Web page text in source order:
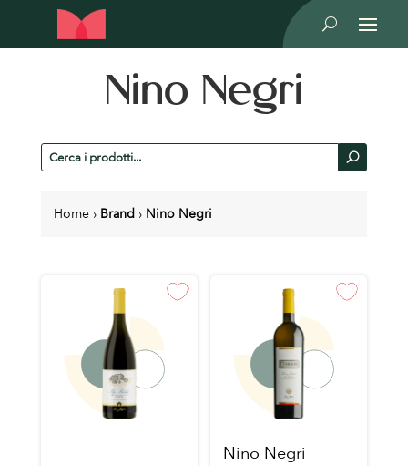
U
Nino Negri
Cerca
prodotti
U
Home › Brand › Nino Negri
Nino Negri